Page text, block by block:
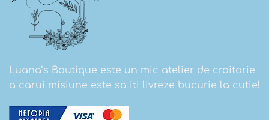
Luana’s Boutique este un mic atelier de croitorie
a carui misiune este sa iti livreze bucurie la cutie!